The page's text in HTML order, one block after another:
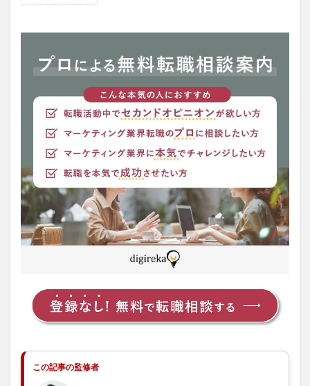
Midworks
の評判・
の特徴
3.1
業界
級の
案件
数
3.2
でも
正社
員並
この記事の監修者